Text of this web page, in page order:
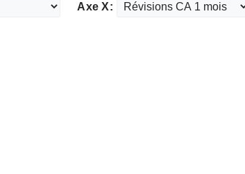
Axe X: